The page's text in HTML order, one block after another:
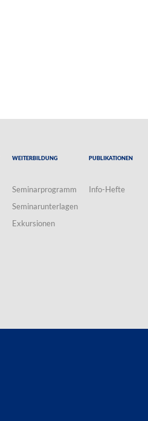
Weiterbildung
Seminarprogramm
Seminarunterlagen
Exkursionen
Publikationen
Info-Hefte